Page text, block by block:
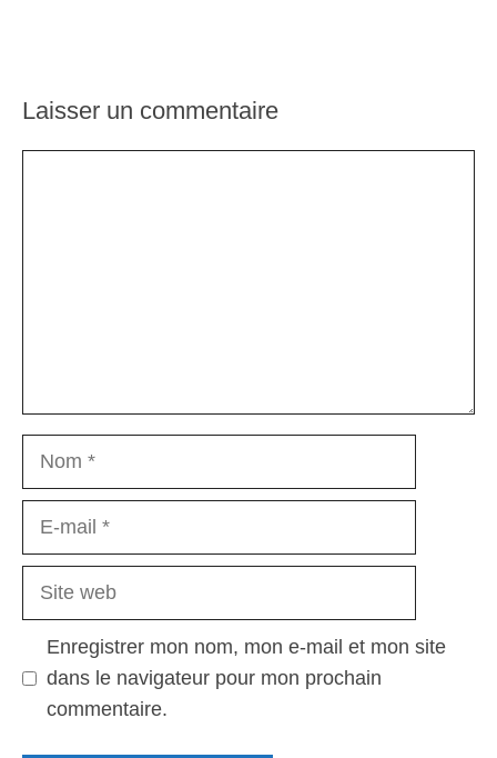
Laisser un commentaire
Nom
Site
Enregistrer mon nom, mon e-mail et mon site
dans le navigateur pour mon prochain
commentaire.